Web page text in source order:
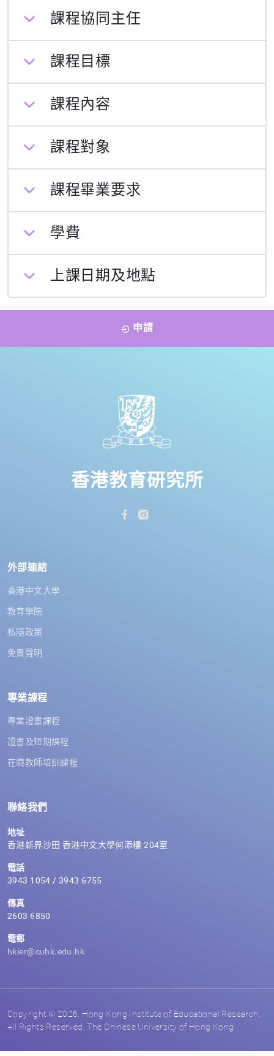
課程協同主任
課程目標
課程內容
課程對象
課程畢業要求
學費
上課日期及地點
申請
香港教育研究所
外部連結
香港中文大學
教育學院
私隱政策
免責聲明
專業課程
專業證書課程
證書及短期課程
在職教師培訓課程
聯絡我們
地址
香港新界沙田 香港中文大學何添樓 204室
電話
3943 1054 / 3943 6755
傳真
2603 6850
電郵
hkier@cuhk.edu.hk
Copyright © 2026. Hong Kong Institute of Educational Research.
All Rights Reserved. The Chinese University of Hong Kong